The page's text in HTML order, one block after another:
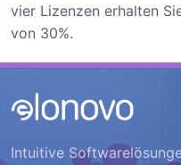
vier Lizenzen erhalten
von 30%.
Intuitive